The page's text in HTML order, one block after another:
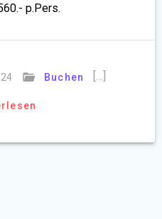
p.Pers.
Buchen […]